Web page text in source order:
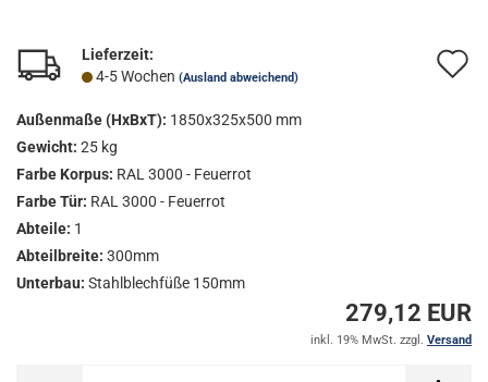
Lieferzeit:
4-5 Wochen (Ausland abweichend)
Außenmaße (HxBxT): 1850x325x500 mm
Gewicht: 25 kg
Farbe Korpus: RAL 3000 - Feuerrot
Farbe Tür: RAL 3000 - Feuerrot
Abteile: 1
Abteilbreite: 300mm
Unterbau: Stahlblechfüße 150mm
279,12 EUR
inkl. 19% MwSt. zzgl. Versand